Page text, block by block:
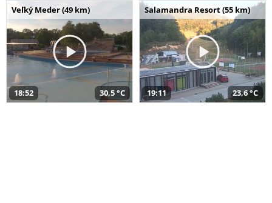
Veľký Meder (49 km)
18:52 30,5 °C
Salamandra Resort (55 km)
19:11 23,6 °C